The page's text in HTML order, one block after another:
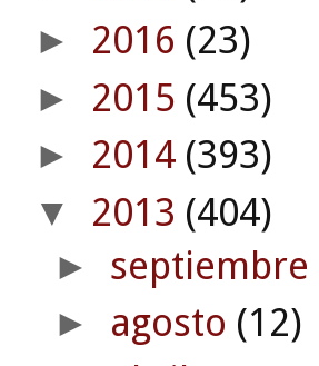
► 2016 (23)
► 2015 (453)
► 2014 (393)
▼ 2013 (404)
► septiembre
► agosto (12)